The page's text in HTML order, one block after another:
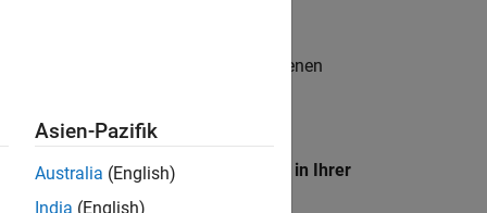
. Wenn Sie noch immer keine offenen
unseres
Standort, um alle Stellenangebote in Ihrer
Asien-Pazifik
Australia (English)
India (English)